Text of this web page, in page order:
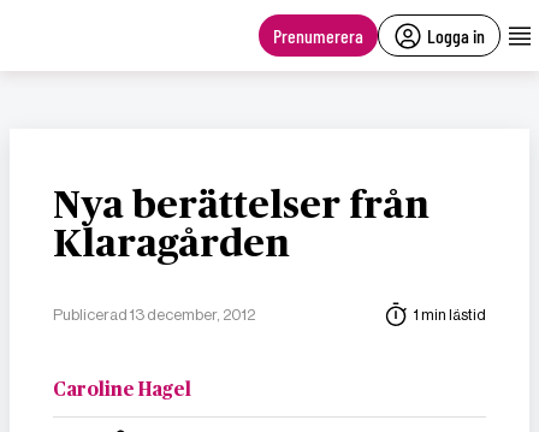
Prenumerera Logga in
Nya berättelser från
Klaragården
Publicerad 13 december, 2012 1 min lästid
Caroline Hagel